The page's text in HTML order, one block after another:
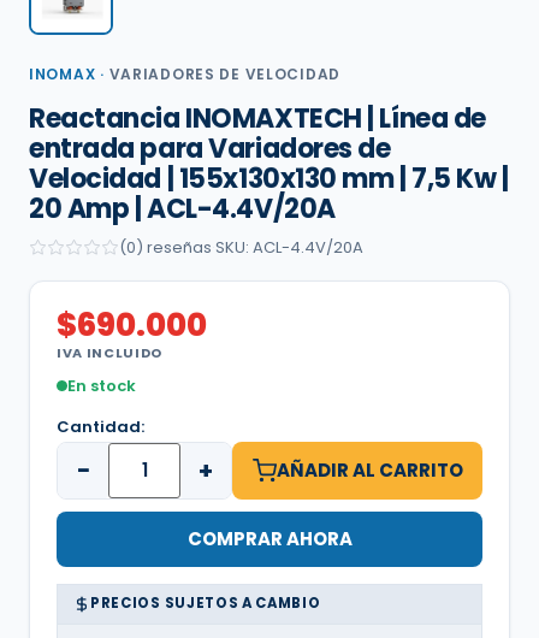
INOMAX · VARIADORES DE VELOCIDAD
Reactancia INOMAXTECH | Línea de
entrada para Variadores de
Velocidad | 155x130x130 mm | 7,5 Kw |
20 Amp | ACL-4.4V/20A
(0) reseñas SKU: ACL-4.4V/20A
$690.000
IVA INCLUIDO
En stock
Cantidad:
− + AÑADIR AL CARRITO
COMPRAR AHORA
PRECIOS SUJETOS A CAMBIO